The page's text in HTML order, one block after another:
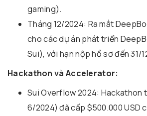
gaming).
Tháng 12/2024: Ra mắt
cho các dự án phát triển
Sui), với hạn nộp hồ sơ đến 31/
Hackathon và Accelerator:
Sui Overflow 2024: Hackathon
6/2024) đã cấp $500.000 USD